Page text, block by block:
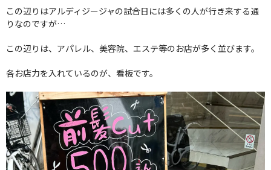
この辺りはアルディジージャの試合日には多くの人が行き来する通
りなのですが…
この辺りは、アパレル、美容院、エステ等のお店が多く並びます。
各お店力を入れているのが、看板です。